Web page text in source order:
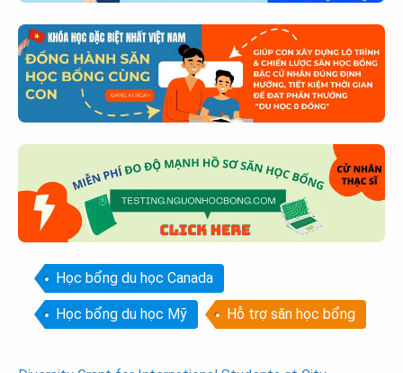
Học bổng du học Canada
Học bổng du học Mỹ Hỗ trợ săn học bổng